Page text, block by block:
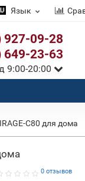
Язык
927-09-28
649-23-63
9:00-20:00
C80 для дома
0 отзывов